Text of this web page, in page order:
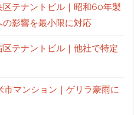
テナントビル｜昭和60年製
影響を最小限に対応
テナントビル｜他社で特定
マンション｜ゲリラ豪雨に